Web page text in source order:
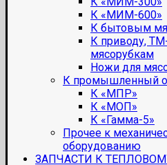
К «МИМ-600»
К бытовым
К приводу,
мясорубкам
Ножи для
К промышленный
К «МПР»
К «МОП»
К «Гамма-5»
Прочее к
оборудованию
ЗАПЧАСТИ К